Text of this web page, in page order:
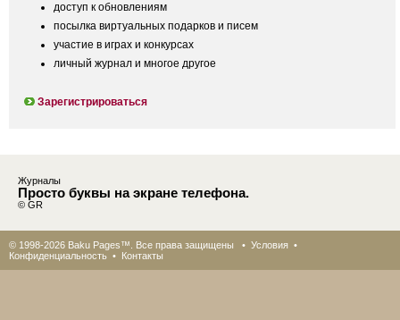
доступ к обновлениям
посылка виртуальных подарков и писем
участие в играх и конкурсах
личный журнал и многое другое
Зарегистрироваться
Журналы
Просто буквы на экране телефона.
© GR
© 1998-2026 Baku Pages™. Все права защищены • Условия •
Конфиденциальность • Контакты